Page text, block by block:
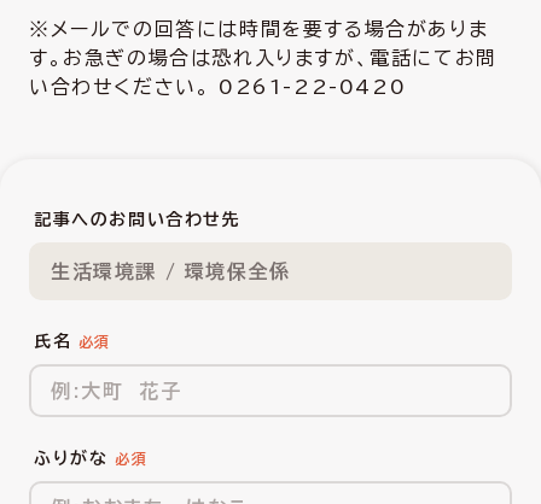
※メールでの回答には時間を要する場合がありま
す。お急ぎの場合は恐れ入りますが、電話にてお問
い合わせください。 0261-22-0420
記事へのお問い合わせ先
生活環境課 / 環境保全係
氏名
ふりがな